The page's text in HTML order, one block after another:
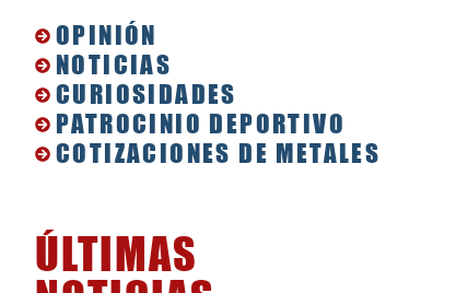
OPINIÓN
NOTICIAS
CURIOSIDADES
PATROCINIO DEPORTIVO
COTIZACIONES DE METALES
ÚLTIMAS